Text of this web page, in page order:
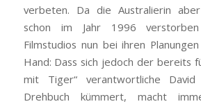
verbeten. Da die Australierin
schon im Jahr 1996
Filmstudios nun bei ihren
Hand: Dass sich jedoch der bereits
mit Tiger“ verantwortliche
Drehbuch kümmert, macht